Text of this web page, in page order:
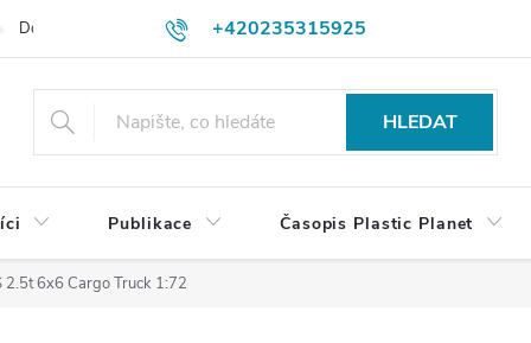
+420235315925
shop@plasticplanet.cz
Dodací a platební podmínky Podmínky vrácení peněz
HLEDAT
Publikace Časopis Plastic Planet
2.5t 6x6 Cargo Truck 1:72